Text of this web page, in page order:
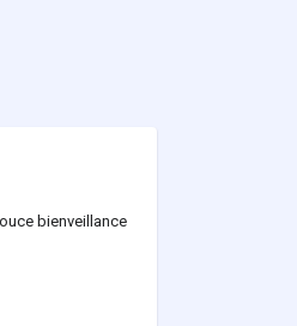
bienveillance